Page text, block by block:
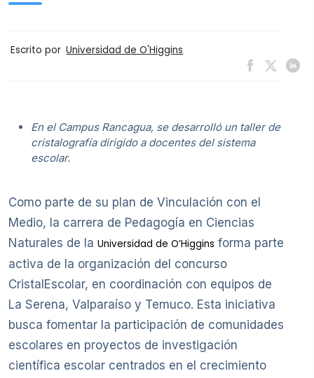
Escrito por Universidad de O'Higgins
En el Campus Rancagua, se desarrolló un taller de
cristalografía dirigido a docentes del sistema
escolar.
Como parte de su plan de Vinculación con el
Medio, la carrera de Pedagogía en Ciencias
Naturales de la Universidad de O’Higgins forma parte
activa de la organización del concurso
CristalEscolar, en coordinación con equipos de
La Serena, Valparaíso y Temuco. Esta iniciativa
busca fomentar la participación de comunidades
escolares en proyectos de investigación
científica escolar centrados en el crecimiento